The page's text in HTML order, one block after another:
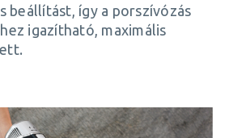
beállítást, így a porszívózás
igazítható, maximális